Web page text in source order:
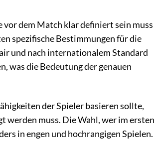
vor dem Match klar definiert sein muss
spezifische Bestimmungen für die
und nach internationalem Standard
was die Bedeutung der genauen
der Spieler basieren sollte,
werden muss. Die Wahl, wer im ersten
in engen und hochrangigen Spielen.